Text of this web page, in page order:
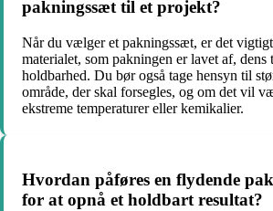
pakningssæt til et projekt?
Når du vælger et pakningssæt, er det
materialet, som pakningen er lavet af,
holdbarhed. Du bør også tage hensyn til
område, der skal forsegles, og om det vil
ekstreme temperaturer eller kemikalier.
Hvordan påføres en flydende
for at opnå et holdbart resultat?